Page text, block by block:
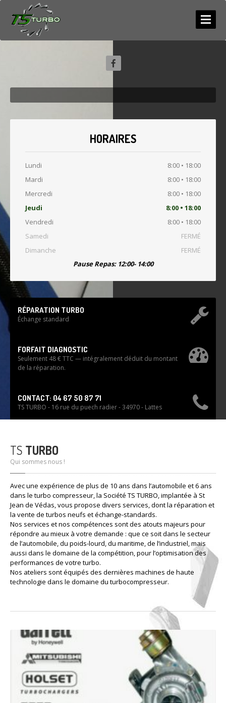
NEUF/ ECHANGE
RÉPARATION
COMPETITION
ACTUS
TSTurbo
propose l’entretien et la révision de tous
types de turbo.
Lundi
8:00 • 18:00
Mardi
8:00 • 18:00
Mercredi
8:00 • 18:00
Jeudi
8:00 • 18:00
Samedi
FERMÉ
Dimanche
FORFAIT DIAGNOSTIC
Seulement 48 € TTC — intégralement déduit du montant
de la réparation.
CONTACT: 04 67 50 87 71
TS TURBO - 16 rue du puech radier - 34970 - Lattes
TSTURBO
Qui sommes nous !
Avec une expérience de plus de 10 ans dans l’automobile et 6 ans
dans le turbo compresseur, la Société TS TURBO, implantée à St
Jean de Védas, vous propose divers services, dont la réparation et
la vente de turbos neufs et échange-standards.
Nos services et nos compétences sont des atouts majeurs pour
répondre au mieux à votre demande : que ce soit dans le secteur
de l’automobile, du poids-lourd, du maritime, de l’industriel, mais
aussi dans le domaine de la compétition, pour l’optimisation des
performances de votre turbo.
Nos ateliers sont équipés des dernières machines de haute
technologie dans le domaine du turbocompresseur.